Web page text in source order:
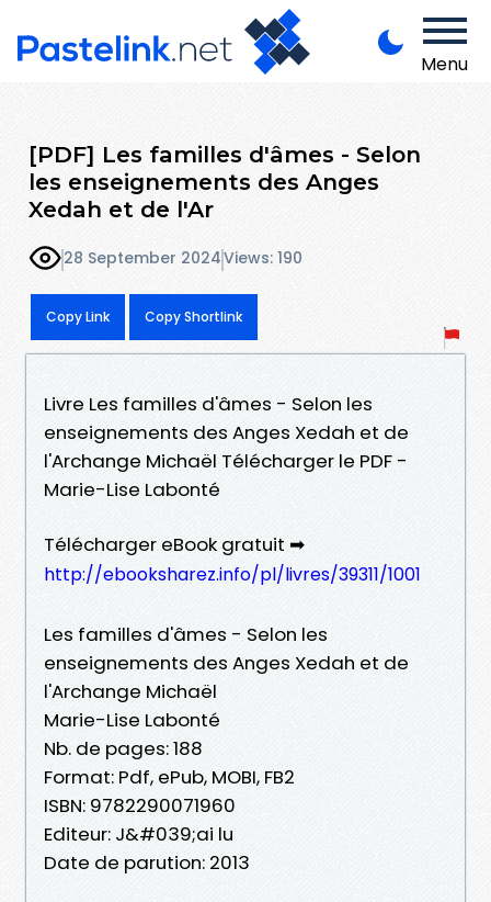
Menu
[PDF] Les familles d'âmes - Selon
les enseignements des Anges
Xedah et de l'Ar
28 September 2024Views: 190
Copy Link Copy Shortlink
Livre Les familles d'âmes - Selon les
enseignements des Anges Xedah et de
l'Archange Michaël Télécharger le PDF -
Marie-Lise Labonté
Télécharger eBook gratuit ➡
http://ebooksharez.info/pl/livres/39311/1001
Les familles d'âmes - Selon les
enseignements des Anges Xedah et de
l'Archange Michaël
Marie-Lise Labonté
Nb. de pages: 188
Format: Pdf, ePub, MOBI, FB2
ISBN: 9782290071960
Editeur: J&#039;ai lu
Date de parution: 2013